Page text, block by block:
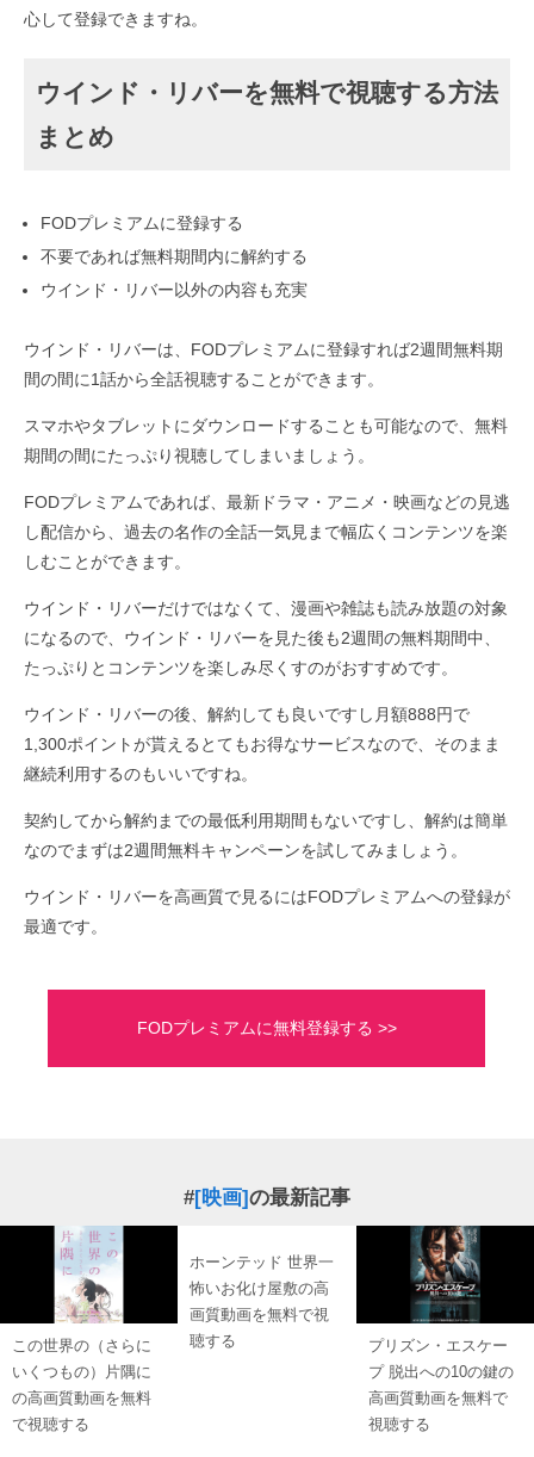
心して登録できますね。
ウインド・リバーを無料で視聴する方法
まとめ
FODプレミアムに登録する
不要であれば無料期間内に解約する
ウインド・リバー以外の内容も充実
ウインド・リバーは、FODプレミアムに登録すれば2週間無料期
間の間に1話から全話視聴することができます。
スマホやタブレットにダウンロードすることも可能なので、無料
期間の間にたっぷり視聴してしまいましょう。
FODプレミアムであれば、最新ドラマ・アニメ・映画などの見逃
し配信から、過去の名作の全話一気見まで幅広くコンテンツを楽
しむことができます。
ウインド・リバーだけではなくて、漫画や雑誌も読み放題の対象
になるので、ウインド・リバーを見た後も2週間の無料期間中、
たっぷりとコンテンツを楽しみ尽くすのがおすすめです。
ウインド・リバーの後、解約しても良いですし月額888円で
1,300ポイントが貰えるとてもお得なサービスなので、そのまま
継続利用するのもいいですね。
契約してから解約までの最低利用期間もないですし、解約は簡単
なのでまずは2週間無料キャンペーンを試してみましょう。
ウインド・リバーを高画質で見るにはFODプレミアムへの登録が
最適です。
FODプレミアムに無料登録する >>
#[映画]の最新記事
この世界の（さらに
いくつもの）片隅に
の高画質動画を無料
で視聴する
ホーンテッド 世界一
怖いお化け屋敷の高
画質動画を無料で視
聴する
プリズン・エスケー
プ 脱出への10の鍵の
高画質動画を無料で
視聴する